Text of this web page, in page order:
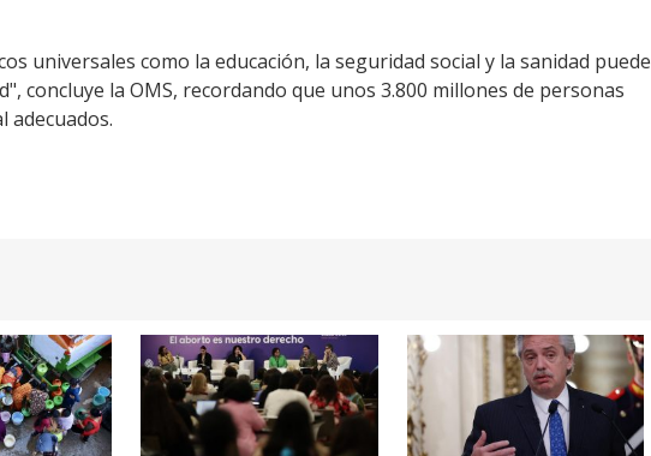
universales como la educación, la seguridad social y la sanidad puede
concluye la OMS, recordando que unos 3.800 millones de personas
adecuados.